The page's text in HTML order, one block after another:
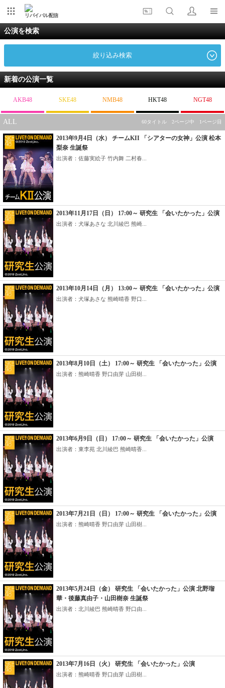
リバイバル配信
公演を検索
絞り込み検索
新着の公演一覧
AKB48 SKE48 NMB48 HKT48 NGT48
ALL 60タイトル 2ページ中 1ページ目
2013年9月4日（水） チームKII 「シアターの女神」公演 松本
梨奈 生誕祭
出演者：佐藤実絵子 竹内舞 二村春...
2013年11月17日（日） 17:00～ 研究生 「会いたかった」公演
出演者：犬塚あさな 北川綾巴 熊崎...
2013年10月14日（月） 13:00～ 研究生 「会いたかった」公演
出演者：犬塚あさな 熊崎晴香 野口...
2013年8月10日（土） 17:00～ 研究生 「会いたかった」公演
出演者：熊崎晴香 野口由芽 山田樹...
2013年6月9日（日） 17:00～ 研究生 「会いたかった」公演
出演者：東李苑 北川綾巴 熊崎晴香...
2013年7月21日（日） 17:00～ 研究生 「会いたかった」公演
出演者：熊崎晴香 野口由芽 山田樹...
2013年5月24日（金） 研究生 「会いたかった」公演 北野瑠
華・後藤真由子・山田樹奈 生誕祭
出演者：北川綾巴 熊崎晴香 野口由...
2013年7月16日（火） 研究生 「会いたかった」公演
出演者：熊崎晴香 野口由芽 山田樹...